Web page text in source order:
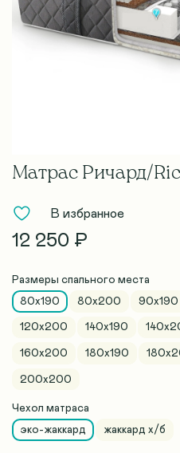
Матрас Ричард/
В избранное
12 250 ₽
Размеры спального места
80x190
80х200 90x190
120х200 140x190
160х200 180x190
200х200
Чехол матраса
эко-жаккард
жаккард х/б